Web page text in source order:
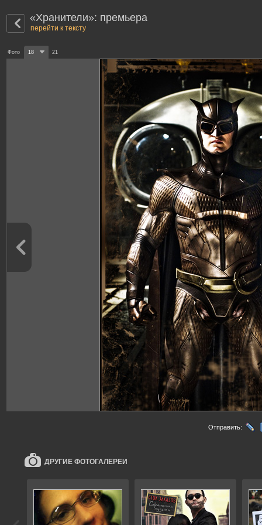
«Хранители»: премьера
перейти к тексту
Фото 18 21
Отправить:
ДРУГИЕ ФОТОГАЛЕРЕИ